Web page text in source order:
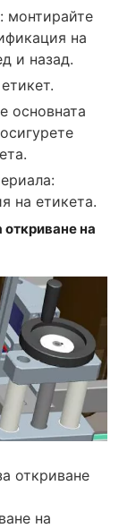
монтирайте
на
и назад.
основната
на етикета.
откриване на
откриване
на